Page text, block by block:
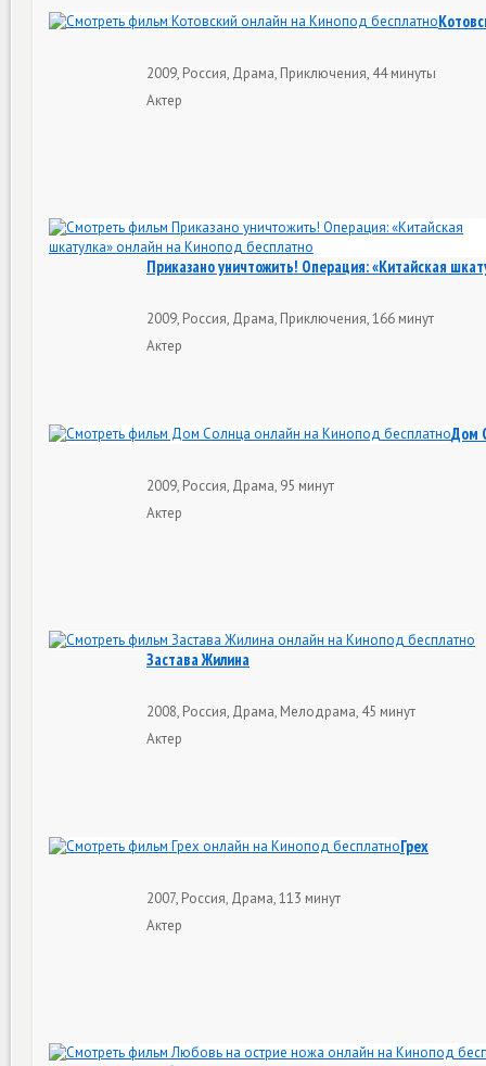
2009, Россия, Драма, Приключения, 44 минуты
Актер
Приказано уничтожить! Операция: «Китайская
2009, Россия, Драма, Приключения, 166 минут
Актер
Дом
2009, Россия, Драма, 95 минут
Актер
Застава Жилина
2008, Россия, Драма, Мелодрама, 45 минут
Актер
Грех
2007, Россия, Драма, 113 минут
Актер